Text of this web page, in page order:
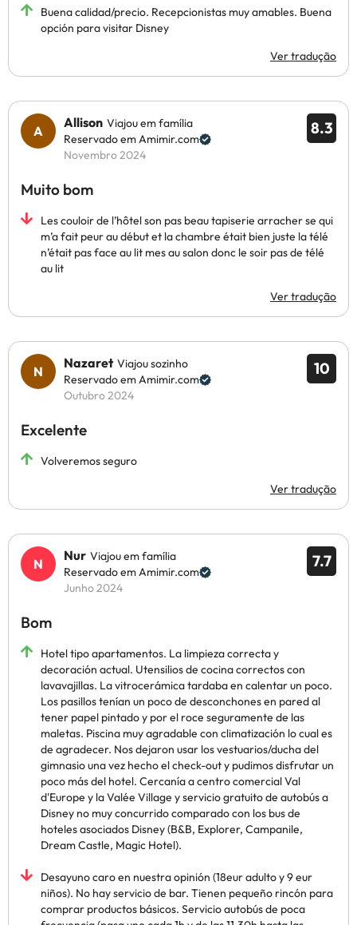
Buena calidad/precio. Recepcionistas muy amables. Buena
opción para visitar Disney
Ver tradução
8.3
Allison Viajou em família
Reservado em Amimir.com
Novembro 2024
Muito bom
Les couloir de l’hôtel son pas beau tapiserie arracher se qui
m’a fait peur au début et la chambre était bien juste la télé
n’était pas face au lit mes au salon donc le soir pas de télé
au lit
Ver tradução
10
Nazaret Viajou sozinho
Reservado em Amimir.com
Outubro 2024
Excelente
Volveremos seguro
Ver tradução
7.7
Nur Viajou em família
Reservado em Amimir.com
Junho 2024
Bom
Hotel tipo apartamentos. La limpieza correcta y
decoración actual. Utensilios de cocina correctos con
lavavajillas. La vitrocerámica tardaba en calentar un poco.
Los pasillos tenían un poco de desconchones en pared al
tener papel pintado y por el roce seguramente de las
maletas. Piscina muy agradable con climatización lo cual es
de agradecer. Nos dejaron usar los vestuarios/ducha del
gimnasio una vez hecho el check-out y pudimos disfrutar un
poco más del hotel. Cercanía a centro comercial Val
d'Europe y la Valée Village y servicio gratuito de autobús a
Disney no muy concurrido comparado con los bus de
hoteles asociados Disney (B&B, Explorer, Campanile,
Dream Castle, Magic Hotel).
Desayuno caro en nuestra opinión (18eur adulto y 9 eur
niños). No hay servicio de bar. Tienen pequeño rincón para
comprar productos básicos. Servicio autobús de poca